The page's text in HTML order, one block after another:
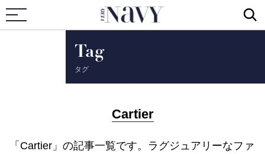
VERY NAVY
Tag
タグ
Cartier
「Cartier」の記事一覧です。ラグジュアリーなファ